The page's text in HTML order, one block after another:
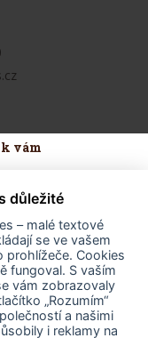
vám
- formulář
důležité
– malé textové
se ve vašem
prohlížeče. Cookies
fungoval. S vaším
vám zobrazovaly
„Rozumím“
a našimi
i reklamy na